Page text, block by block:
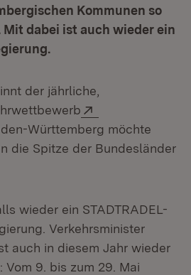
Kommunen so
Mit dabei ist auch wieder ein
der jährliche,
in neuem Fenster)
Württemberg möchte
die Spitze der Bundesländer
wieder ein STADTRADEL-
Verkehrsminister
auch in diesem Jahr wieder
Vom 9. bis zum 29. Mai